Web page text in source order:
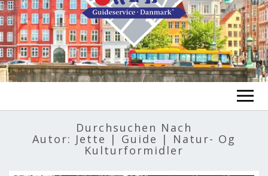
GUIDE FINDEN
TOUR FINDEN
Durchsuchen Nach
Autor: Jette | Guide | Natur- Og
Kulturformidler